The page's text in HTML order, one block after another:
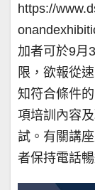
https://
加者可於9月
限，欲報從
知符合條件
項培訓內容
試。有關講
者保持電話